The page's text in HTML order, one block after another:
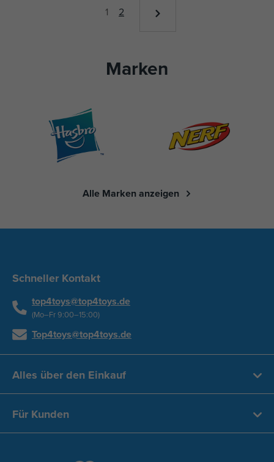
1 2
Marken
Alle Marken anzeigen
Schneller Kontakt
top4toys@top4toys.de
(Mo–Fr 9:00–15:00)
Top4toys@top4toys.de
Alles über den Einkauf
Für Kunden